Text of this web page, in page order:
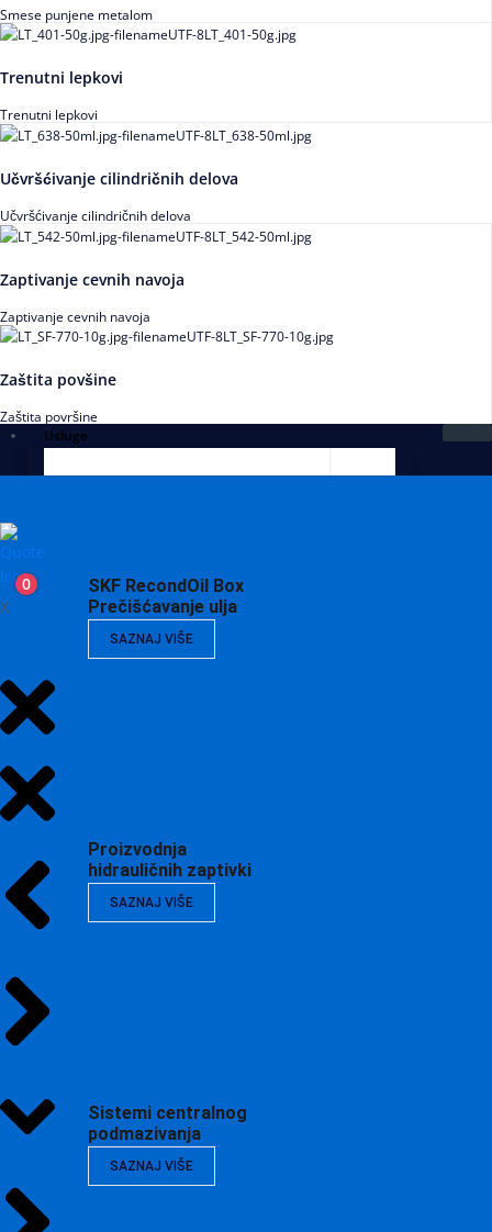
Smese punjene metalom
Trenutni lepkovi
Trenutni lepkovi
Učvršćivanje cilindričnih delova
Učvršćivanje cilindričnih delova
Zaptivanje cevnih navoja
Zaptivanje cevnih navoja
Zaštita povšine
Zaštita površine
Usluge
SKF RecondOil Box
Prečišćavanje ulja
SAZNAJ VIŠE
Proizvodnja
hidrauličnih zaptivki
SAZNAJ VIŠE
Sistemi centralnog
podmazivanja
SAZNAJ VIŠE
0
X